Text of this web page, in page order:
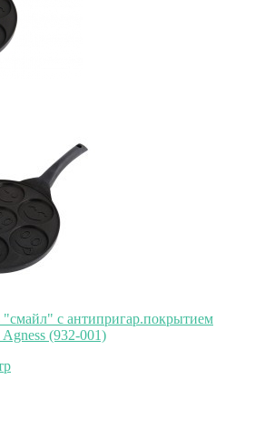
"смайл" с антипригар.покрытием
(932-001)